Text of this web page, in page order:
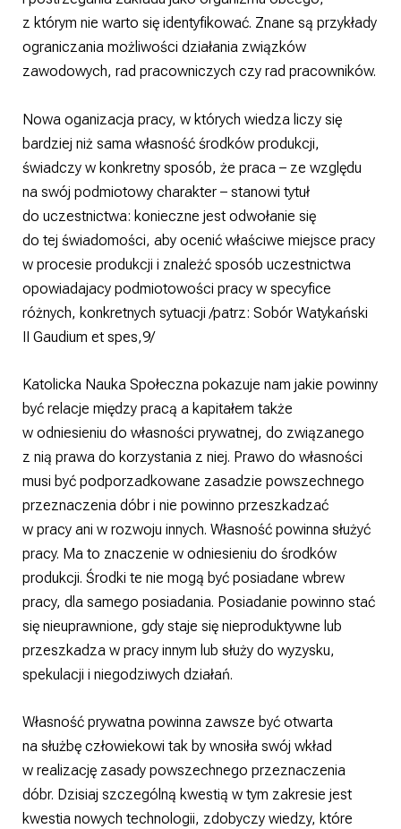
z którym nie warto się identyfikować. Znane są przykłady
ograniczania możliwości działania związków
zawodowych, rad pracowniczych czy rad pracowników.
Nowa oganizacja pracy, w których wiedza liczy się
bardziej niż sama własność środków produkcji,
świadczy w konkretny sposób, że praca – ze względu
na swój podmiotowy charakter – stanowi tytuł
do uczestnictwa: konieczne jest odwołanie się
do tej świadomości, aby ocenić właściwe miejsce pracy
w procesie produkcji i znależć sposób uczestnictwa
opowiadajacy podmiotowości pracy w specyfice
różnych, konkretnych sytuacji /patrz: Sobór Watykański
II Gaudium et spes,9/
Katolicka Nauka Społeczna pokazuje nam jakie powinny
być relacje między pracą a kapitałem także
w odniesieniu do własności prywatnej, do związanego
z nią prawa do korzystania z niej. Prawo do własności
musi być podporzadkowane zasadzie powszechnego
przeznaczenia dóbr i nie powinno przeszkadzać
w pracy ani w rozwoju innych. Własność powinna służyć
pracy. Ma to znaczenie w odniesieniu do środków
produkcji. Środki te nie mogą być posiadane wbrew
pracy, dla samego posiadania. Posiadanie powinno stać
się nieuprawnione, gdy staje się nieproduktywne lub
przeszkadza w pracy innym lub służy do wyzysku,
spekulacji i niegodziwych działań.
Własność prywatna powinna zawsze być otwarta
na służbę człowiekowi tak by wnosiła swój wkład
w realizację zasady powszechnego przeznaczenia
dóbr. Dzisiaj szczególną kwestią w tym zakresie jest
kwestia nowych technologii, zdobyczy wiedzy, które